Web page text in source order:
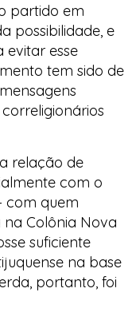
partido em
possibilidade, e
esse
tem sido de
relação de
com o
com quem
Colônia Nova
suficiente
na base
portanto, foi